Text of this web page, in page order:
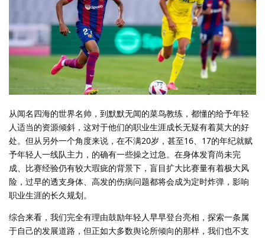
从闻名四海的世界名帅，到默默无闻的菜鸟教练，都懂的给予年轻
人适当的资源倾斜，这对于他们的职业生涯成长无疑有着莫大的好
处。但从另外一个角度来说，在不满20岁，甚至16、17的年纪就赋
予年轻人一线队主力，的确有一些操之过急。在身体发育尚未完
成、比赛经验仍有较大瑕疵的背景下，盲目扩大比赛量有着极大风
险，过早的透支身体、高发的伤病问题都将会成为定时炸弹，影响
职业生涯的长久规划。
综合来看，我们完全有理由鼓励年轻人早早登台亮相，探索一条属
于自己的发展道路，但正如大多数舆论所倾向的那样，我们也不支